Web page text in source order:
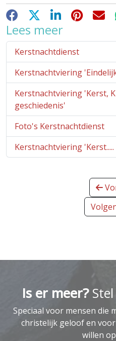
Facebook LinkedIn
Lees meer
Kerstnachtdienst
Kerstnachtviering 'Eindelijk
Kerstnachtviering 'Kerst,
geschiedenis'
Foto's Kerstnachtdienst
Kerstnachtviering 'Kerst.....
Is er meer?Stel
Speciaal voor mensen die
christelijk geloof en
willen